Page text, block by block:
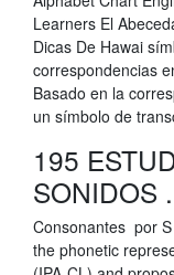
Learners El
Dicas De Hawai
correspondencias
Basado en la
un símbolo de
195
SONIDOS
Consonantes por
the phonetic